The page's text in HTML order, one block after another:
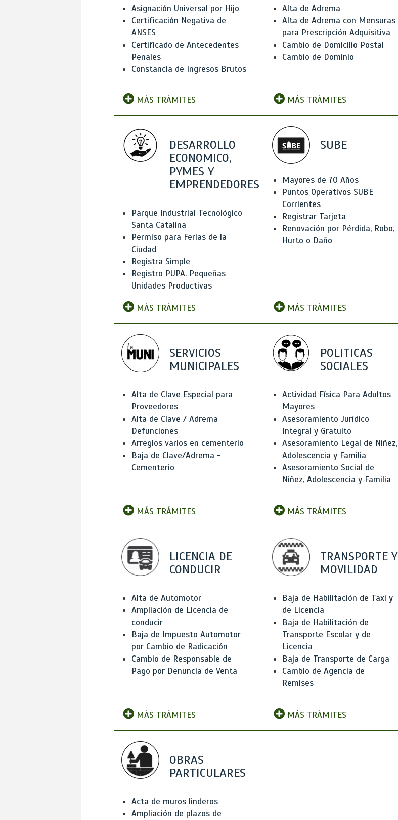
Asignación Universal por Hijo
Certificación Negativa de
ANSES
Certificado de Antecedentes
Penales
Constancia de Ingresos Brutos
MÁS TRÁMITES
Alta de Adrema
Alta de Adrema con Mensuras
para Prescripción Adquisitiva
Cambio de Domicilio Postal
Cambio de Dominio
MÁS TRÁMITES
DESARROLLO
ECONOMICO,
PYMES Y
EMPRENDEDORES
Parque Industrial Tecnológico
Santa Catalina
Permiso para Ferias de la
Ciudad
Registra Simple
Registro PUPA. Pequeñas
Unidades Productivas
MÁS TRÁMITES
SUBE
Mayores de 70 Años
Puntos Operativos SUBE
Corrientes
Registrar Tarjeta
Renovación por Pérdida, Robo,
Hurto o Daño
MÁS TRÁMITES
SERVICIOS
MUNICIPALES
Alta de Clave Especial para
Proveedores
Alta de Clave / Adrema
Defunciones
Arreglos varios en cementerio
Baja de Clave/Adrema -
Cementerio
MÁS TRÁMITES
POLITICAS
SOCIALES
Actividad Física Para Adultos
Mayores
Asesoramiento Jurídico
Integral y Gratuito
Asesoramiento Legal de Niñez,
Adolescencia y Familia
Asesoramiento Social de
Niñez, Adolescencia y Familia
MÁS TRÁMITES
LICENCIA DE
CONDUCIR
Alta de Automotor
Ampliación de Licencia de
conducir
Baja de Impuesto Automotor
por Cambio de Radicación
Cambio de Responsable de
Pago por Denuncia de Venta
MÁS TRÁMITES
TRANSPORTE Y
MOVILIDAD
Baja de Habilitación de Taxi y
de Licencia
Baja de Habilitación de
Transporte Escolar y de
Licencia
Baja de Transporte de Carga
Cambio de Agencia de
Remises
MÁS TRÁMITES
OBRAS
PARTICULARES
Acta de muros linderos
Ampliación de plazos de